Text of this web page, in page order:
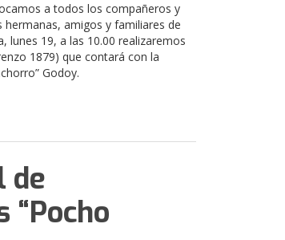
a todos los compañeros y
amigos y familiares de
lunes 19, a las 10.00 realizaremos
1879) que contará con la
Godoy.
de
“Pocho